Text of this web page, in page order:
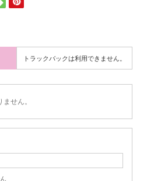
トラックバックは利用できません。
せん。